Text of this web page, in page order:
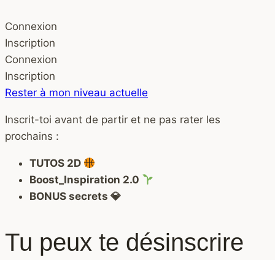
Connexion
Inscription
Connexion
Inscription
Rester à mon niveau actuelle
Inscrit-toi avant de partir et ne pas rater les
prochains :
TUTOS 2D
Boost_Inspiration 2.0
BONUS secrets 💎
Tu peux te désinscrire